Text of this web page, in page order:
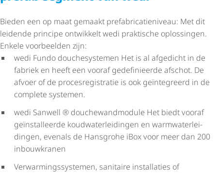
Bieden een op maat gemaakt prefa­bri­ca­tie­ni­veau: Met dit
leidende principe ontwikkelt wedi praktische oplossingen.
Enkele voorbeelden zijn:
wedi Fundo douchesystemen Het is al afgedicht in de
fabriek en heeft een vooraf gedefinieerde afschot. De
afvoer of de proces­re­gi­stratie is ook geïntegreerd in de
complete systemen.
wedi Sanwell ® douche­wand­mo­dule Het biedt vooraf
geïnstalleerde koud­wa­ter­lei­dingen en warm­wa­ter­lei­
dingen, evenals de Hansgrohe iBox voor meer dan 200
inbouwkranen
Verwar­mings­sys­temen, sanitaire installaties of